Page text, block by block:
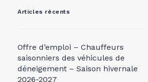
Articles récents
Offre d’emploi – Chauffeurs
saisonniers des véhicules de
déneigement – Saison hivernale
2026-2027